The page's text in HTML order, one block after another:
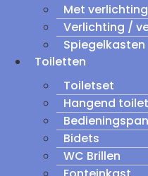
Met verlichting
Verlichting /
Spiegelkasten
Toiletten
Toiletset
Hangend toilet
Bidets
WC Brillen